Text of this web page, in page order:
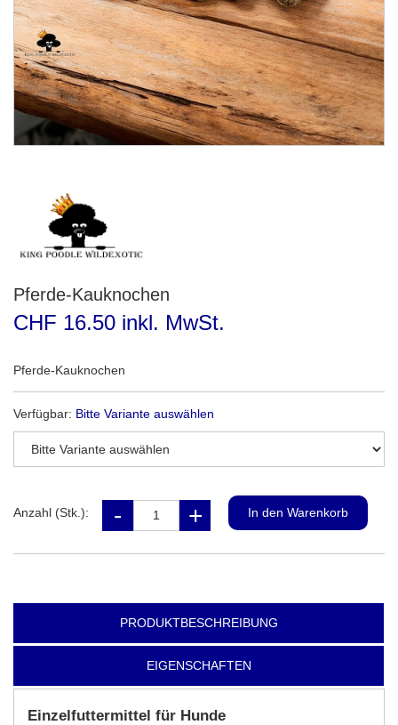
Pferde-Kauknochen
CHF 16.50 inkl. MwSt.
Pferde-Kauknochen
Verfügbar: Bitte Variante auswählen
Anzahl (Stk.):
PRODUKTBESCHREIBUNG
EIGENSCHAFTEN
Einzelfuttermittel für Hunde